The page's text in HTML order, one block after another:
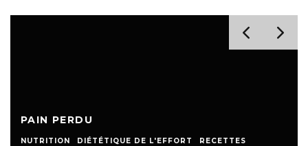
PAIN PERDU
NUTRITION DIÉTÉTIQUE DE L'EFFORT RECETTES